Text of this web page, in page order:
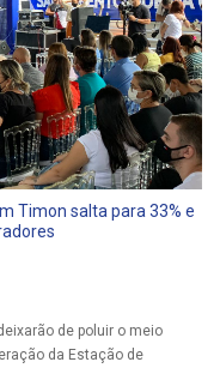
Timon salta para 33% e
de poluir o meio
da Estação de